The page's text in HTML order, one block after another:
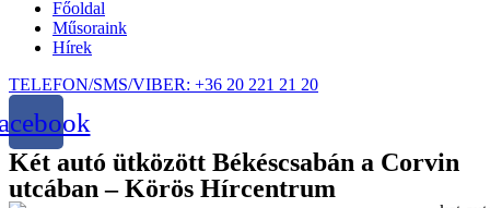
Főoldal
Műsoraink
Hírek
TELEFON/SMS/VIBER: +36 20 221 21 20
Két autó ütközött Békéscsabán a Corvin
utcában – Körös Hírcentrum